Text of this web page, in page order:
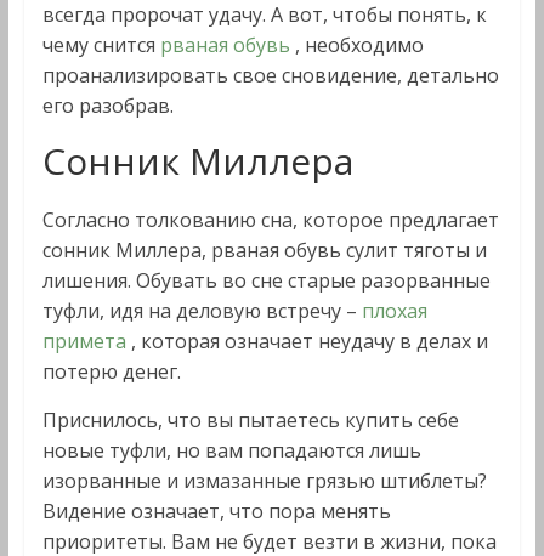
всегда пророчат удачу. А вот, чтобы понять, к
чему снится рваная обувь , необходимо
проанализировать свое сновидение, детально
его разобрав.
Сонник Миллера
Согласно толкованию сна, которое предлагает
сонник Миллера, рваная обувь сулит тяготы и
лишения. Обувать во сне старые разорванные
туфли, идя на деловую встречу – плохая
примета , которая означает неудачу в делах и
потерю денег.
Приснилось, что вы пытаетесь купить себе
новые туфли, но вам попадаются лишь
изорванные и измазанные грязью штиблеты?
Видение означает, что пора менять
приоритеты. Вам не будет везти в жизни, пока